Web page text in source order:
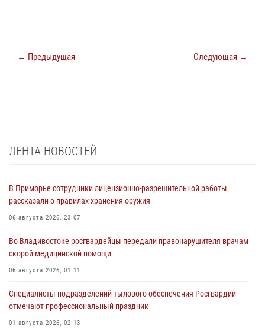
← Предыдущая Следующая →
ЛЕНТА НОВОСТЕЙ
В Приморье сотрудники лицензионно-разрешительной работы
рассказали о правилах хранения оружия
06 августа 2026, 23:07
Во Владивостоке росгвардейцы передали правонарушителя врачам
скорой медицинской помощи
06 августа 2026, 01:11
Специалисты подразделений тылового обеспечения Росгвардии
отмечают профессиональный праздник
01 августа 2026, 02:13